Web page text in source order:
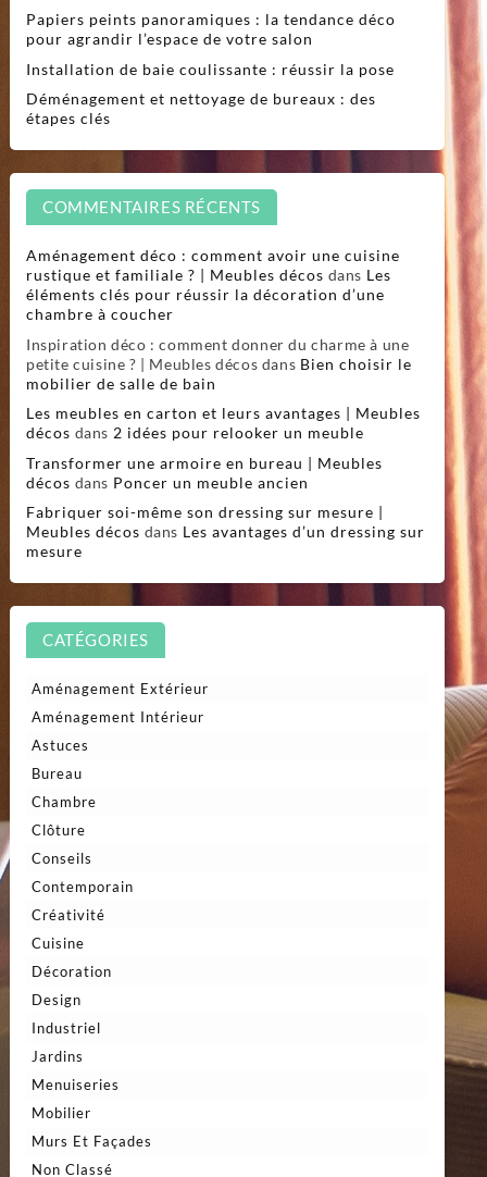
Papiers peints panoramiques : la tendance déco
pour agrandir l’espace de votre salon
Installation de baie coulissante : réussir la pose
Déménagement et nettoyage de bureaux : des
étapes clés
COMMENTAIRES RÉCENTS
Aménagement déco : comment avoir une cuisine
rustique et familiale ? | Meubles décos dans Les
éléments clés pour réussir la décoration d’une
chambre à coucher
Inspiration déco : comment donner du charme à une
petite cuisine ? | Meubles décos dans Bien choisir le
mobilier de salle de bain
Les meubles en carton et leurs avantages | Meubles
décos dans 2 idées pour relooker un meuble
Transformer une armoire en bureau | Meubles
décos dans Poncer un meuble ancien
Fabriquer soi-même son dressing sur mesure |
Meubles décos dans Les avantages d’un dressing sur
mesure
CATÉGORIES
Aménagement Extérieur
Aménagement Intérieur
Astuces
Bureau
Chambre
Clôture
Conseils
Contemporain
Créativité
Cuisine
Décoration
Design
Industriel
Jardins
Menuiseries
Mobilier
Murs Et Façades
Non Classé